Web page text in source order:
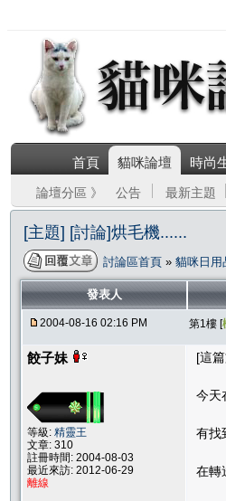
首頁 貓咪論壇 時尚
論壇分區 》 公告 最新主題
[主題] [討論]烘毛機......
討論區首頁 » 貓咪日用
發表人
2004-08-16 02:16 PM 第1樓 [
餃子妹
等級: 精靈王
文章: 310
註冊時間: 2004-08-03
最近來訪: 2012-06-29
離線
[這
今天
有找
在轉